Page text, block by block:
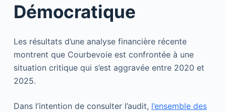
Démocratique
Les résultats d’une analyse financière récente
montrent que Courbevoie est confrontée à une
situation critique qui s’est aggravée entre 2020 et
2025.
Dans l’intention de consulter l’audit, l’ensemble des